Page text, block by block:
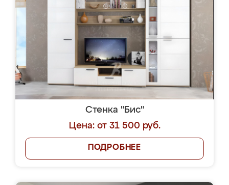
Стенка "Бис"
Цена: от 31 500 руб.
ПОДРОБНЕЕ